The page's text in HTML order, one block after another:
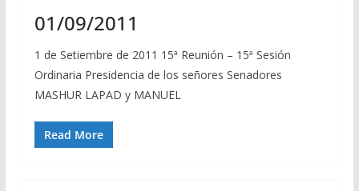
01/09/2011
1 de Setiembre de 2011 15ª Reunión – 15ª Sesión
Ordinaria Presidencia de los señores Senadores
MASHUR LAPAD y MANUEL
Read More